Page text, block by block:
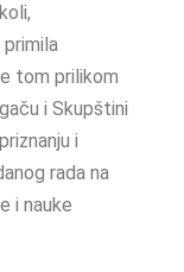
primila
tom prilikom
i Skupštini
i
rada na
i nauke